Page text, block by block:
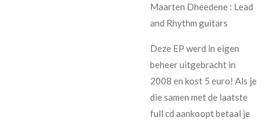
Maarten Dheedene : Lead
and Rhythm guitars
Deze EP werd in eigen
beheer uitgebracht in
2008 en kost 5 euro! Als je
die samen met de laatste
full cd aankoopt betaal je